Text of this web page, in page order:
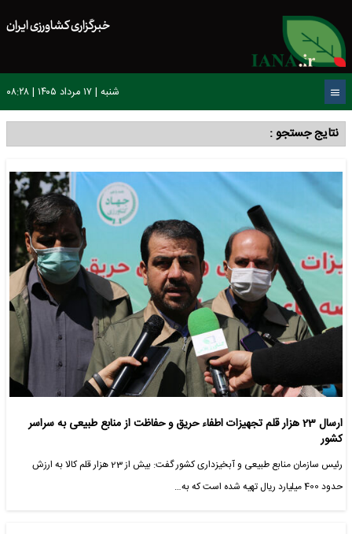
خبرگزاری کشاورزی ایران
شنبه | ۱۷ مرداد ۱۴۰۵ | ۰۸:۲۸
نتایج جستجو :
ارسال 23 هزار قلم تجهیزات اطفاء حریق و حفاظت از منابع طبیعی به سراسر
کشور
رئیس سازمان منابع طبیعی و آبخیزداری کشور گفت: بیش از 23 هزار قلم کالا به ارزش
حدود 400 میلیارد ریال تهیه شده است که به…